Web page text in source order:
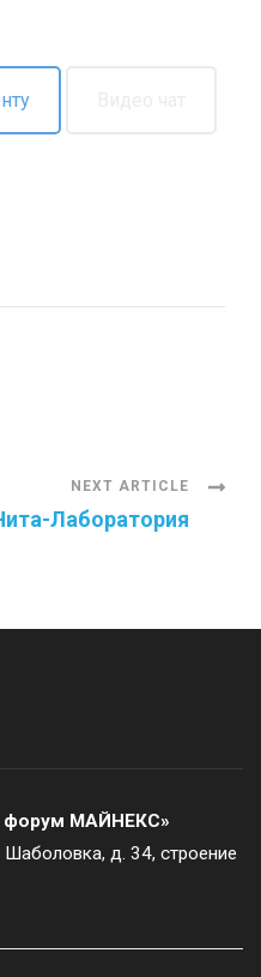
NEXT ARTICLE
Лаборатория
форум МАЙНЕКС»
д. 34, строение